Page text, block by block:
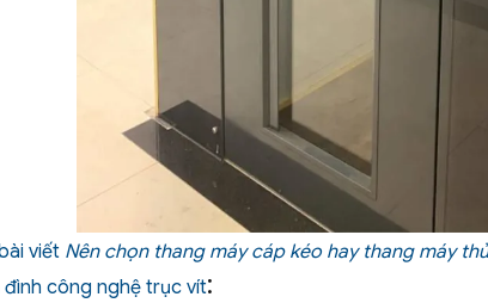
viết Nên chọn thang máy cáp kéo hay thang máy
đình công nghệ trục vít: